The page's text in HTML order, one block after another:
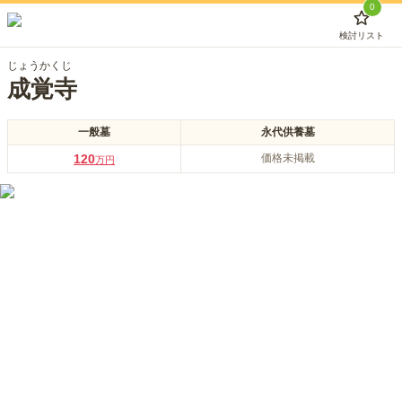
0
検討リスト
じょうかくじ
成覚寺
一般墓 永代供養墓
120万円 価格未掲載